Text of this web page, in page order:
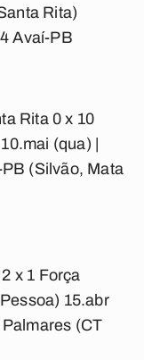
Rita)
Avaí-PB
Rita 0 x 10
(qua) |
(Silvão, Mata
x 1 Força
15.abr
(CT